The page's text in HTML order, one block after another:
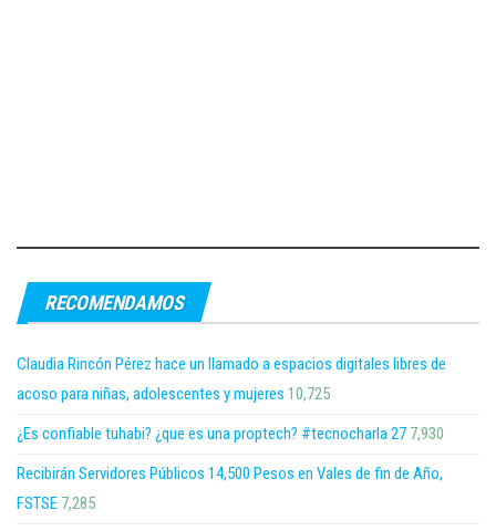
RECOMENDAMOS
Claudia Rincón Pérez hace un llamado a espacios digitales libres de
acoso para niñas, adolescentes y mujeres 10,725
¿Es confiable tuhabi? ¿que es una proptech? #tecnocharla 27 7,930
Recibirán Servidores Públicos 14,500 Pesos en Vales de fin de Año,
FSTSE 7,285